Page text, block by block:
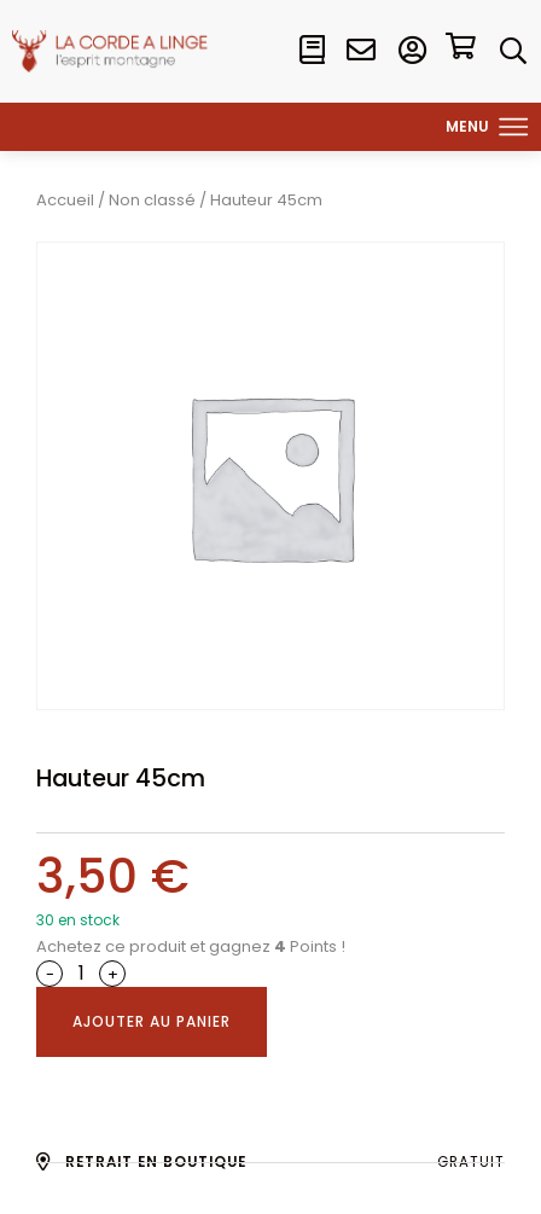
Accueil / Non classé / Hauteur 45cm
Hauteur 45cm
3,50 €
30 en stock
Achetez ce produit et gagnez 4 Points !
-
+
AJOUTER AU PANIER
RETRAIT EN BOUTIQUE GRATUIT